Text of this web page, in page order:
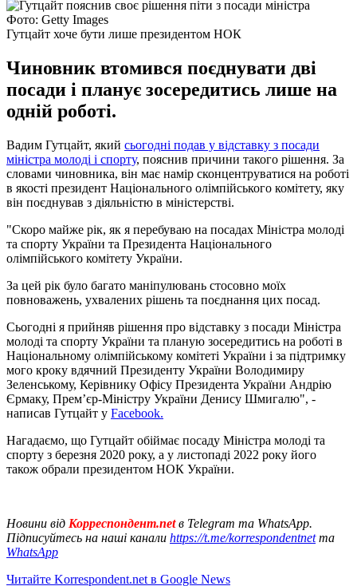
Фото: Getty Images
Гутцайт хоче бути лише президентом НОК
Чиновник втомився поєднувати дві
посади і планує зосередитись лише на
одній роботі.
Вадим Гутцайт, який сьогодні подав у відставку з посади
міністра молоді і спорту, пояснив причини такого рішення. За
словами чиновника, він має намір сконцентруватися на роботі
в якості президент Національного олімпійського комітету, яку
він поєднував з діяльністю в міністерстві.
"Скоро майже рік, як я перебуваю на посадах Міністра молоді
та спорту України та Президента Національного
олімпійського комітету України.
За цей рік було багато маніпулювань стосовно моїх
повноважень, ухвалених рішень та поєднання цих посад.
Сьогодні я прийняв рішення про відставку з посади Міністра
молоді та спорту України та планую зосередитись на роботі в
Національному олімпійському комітеті України і за підтримку
мого кроку вдячний Президенту України Володимиру
Зеленському, Керівнику Офісу Президента України Андрію
Єрмаку, Прем’єр-Міністру України Денису Шмигалю", -
написав Гутцайт у Facebook.
Нагадаємо, що Гутцайт обіймає посаду Міністра молоді та
спорту з березня 2020 року, а у листопаді 2022 року його
також обрали президентом НОК України.
Новини від Корреспондент.netв Telegram та WhatsApp.
Підписуйтесь на наші канали https://t.me/korrespondentnetта
WhatsApp
Читайте Korrespondent.net в Google News